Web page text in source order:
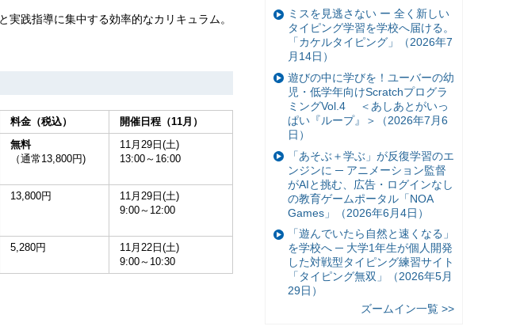
践指導に集中する効率的なカリキュラム。
料金（税込）
開催日程（11月）
無料
（通常13,800円)
11月29日(土)
13:00～16:00
13,800円
11月29日(土)
9:00～12:00
5,280円
11月22日(土)
9:00～10:30
ミスを見逃さない ー 全く新しい
タイピング学習を学校へ届ける。
「カケルタイピング」（2026年7
月14日）
遊びの中に学びを！ユーバーの幼
児・低学年向けScratchプログラ
ミングVol.4 ＜あしあとがいっ
ぱい『ループ』＞（2026年7月6
日）
「あそぶ＋学ぶ」が反復学習のエ
ンジンに ─ アニメーション監督
がAIと挑む、広告・ログインなし
の教育ゲームポータル「NOA
Games」（2026年6月4日）
「遊んでいたら自然と速くなる」
を学校へ ─ 大学1年生が個人開発
した対戦型タイピング練習サイト
「タイピング無双」（2026年5月
29日）
ズームイン一覧 >>